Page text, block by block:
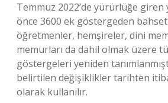
Temmuz 2022’de yürürlüğe giren
önce 3600 ek göstergeden
öğretmenler, hemşireler, dini
memurları da dahil olmak üzere
göstergeleri yeniden
belirtilen değişiklikler tarihten
olarak kullanılır.